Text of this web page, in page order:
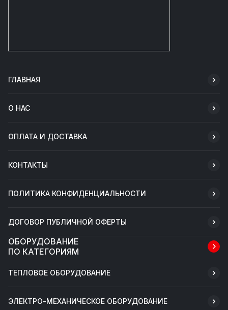
ГЛАВНАЯ
О НАС
ОПЛАТА И ДОСТАВКА
КОНТАКТЫ
ПОЛИТИКА КОНФИДЕНЦИАЛЬНОСТИ
ДОГОВОР ПУБЛИЧНОЙ ОФЕРТЫ
ОБОРУДОВАНИЕ
ПО КАТЕГОРИЯМ
ТЕПЛОВОЕ ОБОРУДОВАНИЕ
ЭЛЕКТРО-МЕХАНИЧЕСКОЕ ОБОРУДОВАНИЕ